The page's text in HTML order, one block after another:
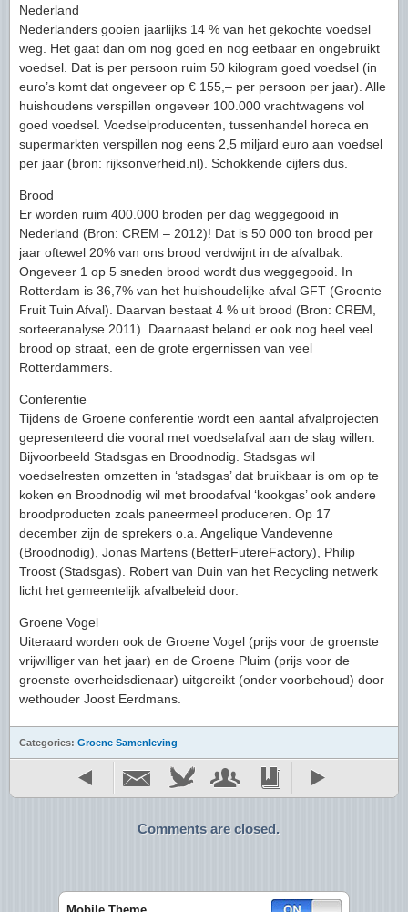
Nederland
Nederlanders gooien jaarlijks 14 % van het gekochte voedsel
weg. Het gaat dan om nog goed en nog eetbaar en ongebruikt
voedsel. Dat is per persoon ruim 50 kilogram goed voedsel (in
euro’s komt dat ongeveer op € 155,– per persoon per jaar). Alle
huishoudens verspillen ongeveer 100.000 vrachtwagens vol
goed voedsel. Voedselproducenten, tussenhandel horeca en
supermarkten verspillen nog eens 2,5 miljard euro aan voedsel
per jaar (bron: rijksonverheid.nl). Schokkende cijfers dus.
Brood
Er worden ruim 400.000 broden per dag weggegooid in
Nederland (Bron: CREM – 2012)! Dat is 50 000 ton brood per
jaar oftewel 20% van ons brood verdwijnt in de afvalbak.
Ongeveer 1 op 5 sneden brood wordt dus weggegooid. In
Rotterdam is 36,7% van het huishoudelijke afval GFT (Groente
Fruit Tuin Afval). Daarvan bestaat 4 % uit brood (Bron: CREM,
sorteeranalyse 2011). Daarnaast beland er ook nog heel veel
brood op straat, een de grote ergernissen van veel
Rotterdammers.
Conferentie
Tijdens de Groene conferentie wordt een aantal afvalprojecten
gepresenteerd die vooral met voedselafval aan de slag willen.
Bijvoorbeeld Stadsgas en Broodnodig. Stadsgas wil
voedselresten omzetten in ‘stadsgas’ dat bruikbaar is om op te
koken en Broodnodig wil met broodafval ‘kookgas’ ook andere
broodproducten zoals paneermeel produceren. Op 17
december zijn de sprekers o.a. Angelique Vandevenne
(Broodnodig), Jonas Martens (BetterFutereFactory), Philip
Troost (Stadsgas). Robert van Duin van het Recycling netwerk
licht het gemeentelijk afvalbeleid door.
Groene Vogel
Uiteraard worden ook de Groene Vogel (prijs voor de groenste
vrijwilliger van het jaar) en de Groene Pluim (prijs voor de
groenste overheidsdienaar) uitgereikt (onder voorbehoud) door
wethouder Joost Eerdmans.
Categories: Groene Samenleving
Comments are closed.